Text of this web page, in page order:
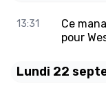
13:31
Ce
pour
Lundi 22